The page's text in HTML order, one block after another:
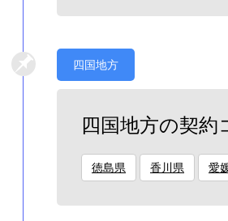
四国地方
四国地方の契約
徳島県 香川県 愛